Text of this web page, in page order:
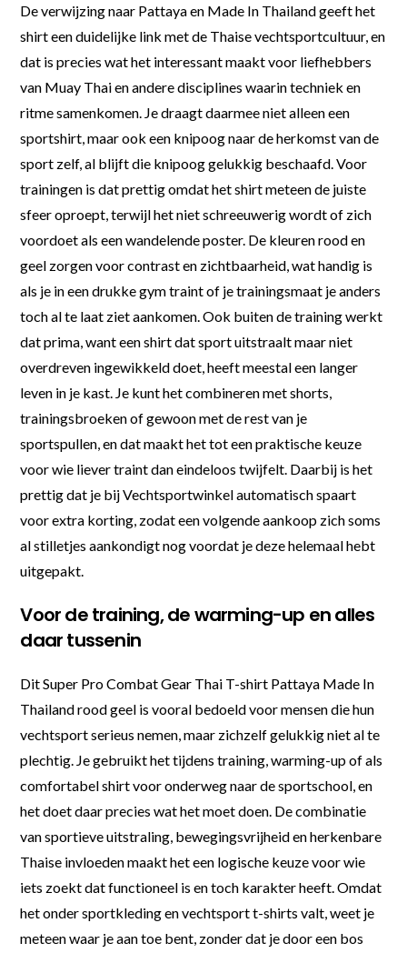
De verwijzing naar Pattaya en Made In Thailand geeft het
shirt een duidelijke link met de Thaise vechtsportcultuur, en
dat is precies wat het interessant maakt voor liefhebbers
van Muay Thai en andere disciplines waarin techniek en
ritme samenkomen. Je draagt daarmee niet alleen een
sportshirt, maar ook een knipoog naar de herkomst van de
sport zelf, al blijft die knipoog gelukkig beschaafd. Voor
trainingen is dat prettig omdat het shirt meteen de juiste
sfeer oproept, terwijl het niet schreeuwerig wordt of zich
voordoet als een wandelende poster. De kleuren rood en
geel zorgen voor contrast en zichtbaarheid, wat handig is
als je in een drukke gym traint of je trainingsmaat je anders
toch al te laat ziet aankomen. Ook buiten de training werkt
dat prima, want een shirt dat sport uitstraalt maar niet
overdreven ingewikkeld doet, heeft meestal een langer
leven in je kast. Je kunt het combineren met shorts,
trainingsbroeken of gewoon met de rest van je
sportspullen, en dat maakt het tot een praktische keuze
voor wie liever traint dan eindeloos twijfelt. Daarbij is het
prettig dat je bij Vechtsportwinkel automatisch spaart
voor extra korting, zodat een volgende aankoop zich soms
al stilletjes aankondigt nog voordat je deze helemaal hebt
uitgepakt.
Voor de training, de warming-up en alles
daar tussenin
Dit Super Pro Combat Gear Thai T-shirt Pattaya Made In
Thailand rood geel is vooral bedoeld voor mensen die hun
vechtsport serieus nemen, maar zichzelf gelukkig niet al te
plechtig. Je gebruikt het tijdens training, warming-up of als
comfortabel shirt voor onderweg naar de sportschool, en
het doet daar precies wat het moet doen. De combinatie
van sportieve uitstraling, bewegingsvrijheid en herkenbare
Thaise invloeden maakt het een logische keuze voor wie
iets zoekt dat functioneel is en toch karakter heeft. Omdat
het onder sportkleding en vechtsport t-shirts valt, weet je
meteen waar je aan toe bent, zonder dat je door een bos